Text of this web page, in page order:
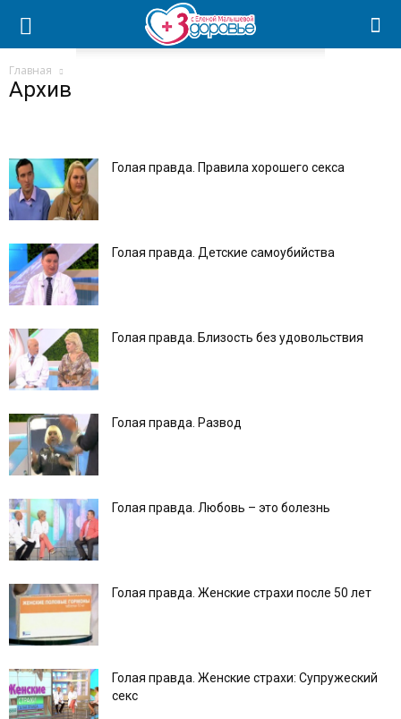
Главная
Архив
Голая правда. Правила хорошего секса
Голая правда. Детские самоубийства
Голая правда. Близость без удовольствия
Голая правда. Развод
Голая правда. Любовь – это болезнь
Голая правда. Женские страхи после 50 лет
Голая правда. Женские страхи: Супружеский
секс